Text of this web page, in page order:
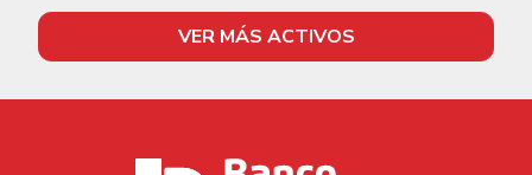
VER MÁS ACTIVOS